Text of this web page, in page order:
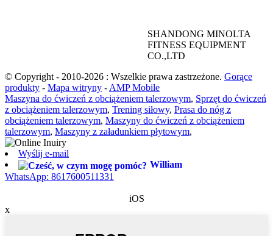
SHANDONG MINOLTA
FITNESS EQUIPMENT
CO.,LTD
© Copyright - 2010-2026 : Wszelkie prawa zastrzeżone. Gorące
produkty - Mapa witryny - AMP Mobile
Maszyna do ćwiczeń z obciążeniem talerzowym, Sprzęt do ćwiczeń
z obciążeniem talerzowym, Trening siłowy, Prasa do nóg z
obciążeniem talerzowym, Maszyny do ćwiczeń z obciążeniem
talerzowym, Maszyny z załadunkiem płytowym,
Wyślij e-mail
William
WhatsApp: 8617600511331
iOS
x